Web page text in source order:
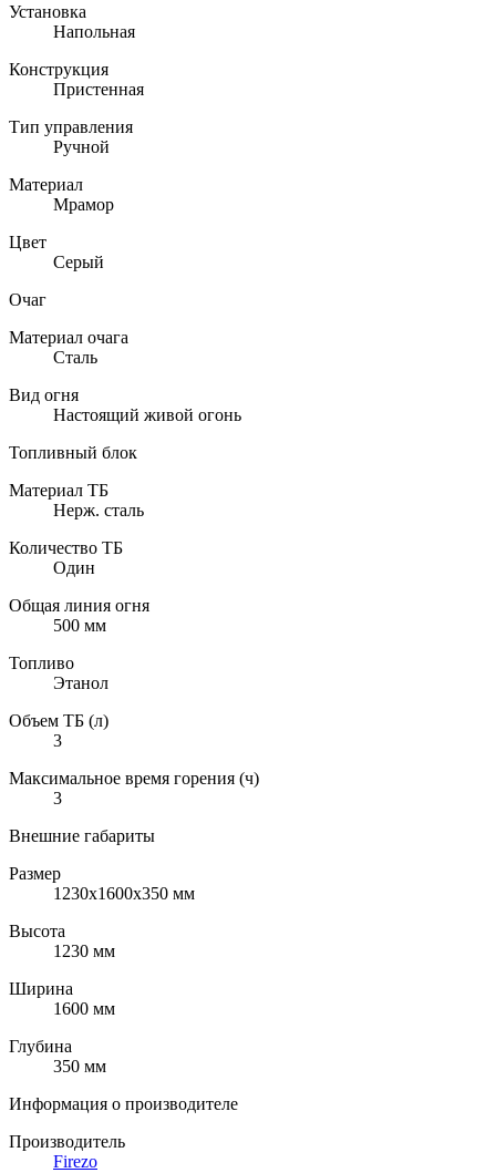
Установка
Напольная
Конструкция
Пристенная
Тип управления
Ручной
Материал
Мрамор
Цвет
Серый
Очаг
Материал очага
Сталь
Вид огня
Настоящий живой огонь
Топливный блок
Материал ТБ
Нерж. сталь
Количество ТБ
Один
Общая линия огня
500 мм
Топливо
Этанол
Объем ТБ (л)
3
Максимальное время горения (ч)
3
Внешние габариты
Размер
1230x1600x350 мм
Высота
1230 мм
Ширина
1600 мм
Глубина
350 мм
Информация о производителе
Производитель
Firezo